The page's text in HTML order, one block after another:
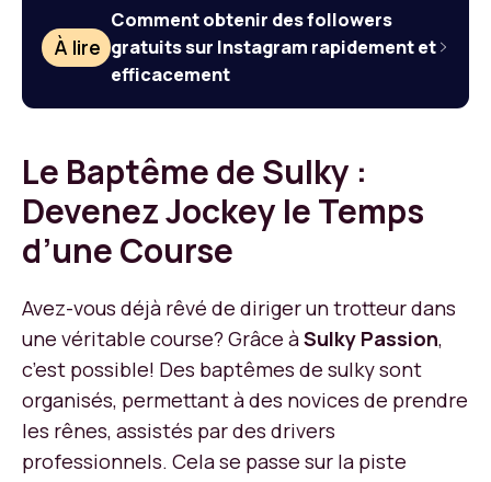
À lire
Comment obtenir des followers
gratuits sur Instagram rapidement et
efficacement
Le Baptême de Sulky :
Devenez Jockey le Temps
d’une Course
Avez-vous déjà rêvé de diriger un trotteur dans
une véritable course? Grâce àSulky Passion,
c’est possible! Des baptêmes de sulky sont
organisés, permettant à des novices de prendre
les rênes, assistés par des drivers
professionnels. Cela se passe sur la piste